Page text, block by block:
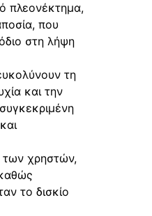
πλεονέκτημα,
που
στη λήψη
τη
και την
των χρηστών,
το δισκίο